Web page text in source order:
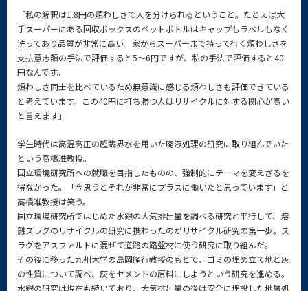
「私の解釈は1.8円の煩わしさで人を分けられるということ。たとえば大
手スーパーにある回収ボックスのペットボトルはキャップもラベルもなく
洗ってあり品質が非常に高い。家からスーパーまで持って行く煩わしさを
支払意志額の手法で評価すると5～6円ですが、私の手法で評価すると40
円なんです。
煩わしさ同士を比べているため無意識に感じる煩わしさも評価できている
と考えています。この40円に打ち勝つ人はリサイクルに対する関心が高い
と言えます」
学生時代は高温高圧の超臨界水を用いた廃液処理の研究に取り組んでいた
という高橋准教授。
国立環境研究所への就職を目指したものの、強制的にテーマを変えざるを
得なかった。「今思うとそれが非常にプラスに働いたと思っています」と
高橋准教授は笑う。
国立環境研究所ではじめた水銀の大気排出量を調べる研究と平行して、溶
融スラグのリサイクルの研究に携わったのがリサイクル研究の第一歩。ス
ラグをアスファルトに混ぜて道路の路盤材に使う研究に取り組んだ。
その後に移った九州大学の島岡隆行教授のもとで、ゴミの埋め立て地と灰
の性質について調べ、灰をセメントの原料にしようという研究を進める。
水銀の研究は現在も続いており、大気排出量の後は安全に埋設した地層処